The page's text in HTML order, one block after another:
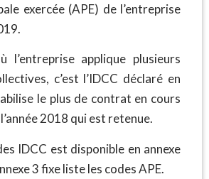
exercée (APE) de l’entreprise
l’entreprise applique plusieurs
c’est l’IDCC déclaré en
le plus de contrat en cours
2018 qui est retenue.
IDCC est disponible en annexe
3 fixe liste les codes APE.